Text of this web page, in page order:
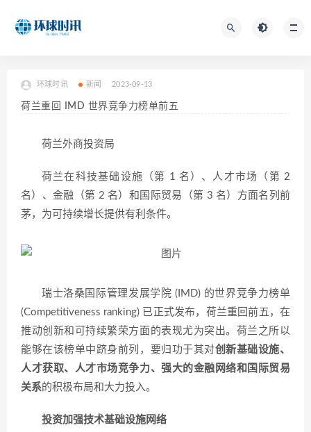
环球时讯 新闻 2023-09-13
荷兰重回 IMD 世界竞争力榜单前五
荷兰外商投资局
荷兰在科技基础设施（第 1 名）、人才市场（第 2
名）、金融（第 2 名）和国际贸易（第 3 名）方面名列前
茅，为可持续增长提供有利条件。
瑞士洛桑国际管理发展学院 (IMD) 的世界竞争力榜单
(Competitiveness ranking) 已正式发布，荷兰重回前五，在
推动创新和可持续繁荣方面的表现尤为突出。荷兰之所以
能够在该榜单中跻身前列，要归功于其对创新基础设施、
人才获取、人才市场竞争力、强大的金融网络和国际贸易
关系的积极布局和大力投入。
投资加强技术基础设施网络